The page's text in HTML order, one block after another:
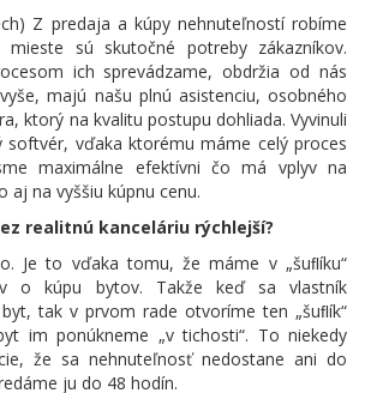
Z predaja a kúpy nehnuteľností robíme
sú skutočné potreby zákazníkov.
ich sprevádzame, obdržia od nás
majú našu plnú asistenciu, osobného
ktorý na kvalitu postupu dohliada. Vyvinuli
softvér, vďaka ktorému máme celý proces
maximálne efektívni čo má vplyv na
aj na vyššiu kúpnu cenu.
realitnú kanceláriu rýchlejší?
Je to vďaka tomu, že máme v „šuﬂíku“
o kúpu bytov. Takže keď sa vlastník
tak v prvom rade otvoríme ten „šuﬂík“
im ponúkneme „v tichosti“. To niekedy
že sa nehnuteľnosť nedostane ani do
ju do 48 hodín.